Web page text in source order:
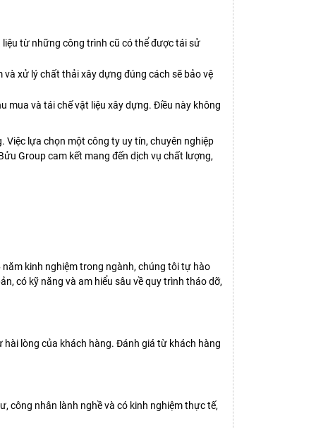
liệu từ những công trình cũ có thể được tái sử
xử lý chất thải xây dựng đúng cách sẽ bảo vệ
mua và tái chế vật liệu xây dựng. Điều này không
lựa chọn một công ty uy tín, chuyên nghiệp
Group cam kết mang đến dịch vụ chất lượng,
năm kinh nghiệm trong ngành, chúng tôi tự hào
có kỹ năng và am hiểu sâu về quy trình tháo dỡ,
lòng của khách hàng. Đánh giá từ khách hàng
công nhân lành nghề và có kinh nghiệm thực tế,